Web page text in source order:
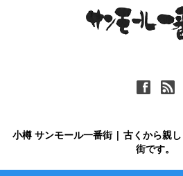
ä ñ
小樽 サンモール一番街 | 古くから親
街です。